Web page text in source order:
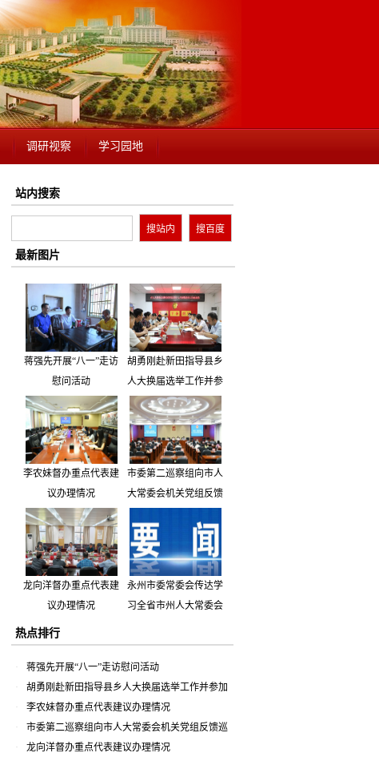
调研视察 学习园地
站内搜索
最新图片
蒋强先开展“八一”走访
慰问活动
胡勇刚赴新田指导县乡
人大换届选举工作并参
加市人大代表小组主题
活动
李农妹督办重点代表建
议办理情况
市委第二巡察组向市人
大常委会机关党组反馈
龙向洋督办重点代表建
议办理情况
永州市委常委会传达学
习全省市州人大常委会
关精神 专题听取省人
大常委会执法检查组到
永州开展大气污染防治
相关法律法规执法检查
情况汇报
热点排行
蒋强先开展“八一”走访慰问活动
胡勇刚赴新田指导县乡人大换届选举工作并参加
市人大代表小组主题活动
李农妹督办重点代表建议办理情况
市委第二巡察组向市人大常委会机关党组反馈巡
察情况
龙向洋督办重点代表建议办理情况